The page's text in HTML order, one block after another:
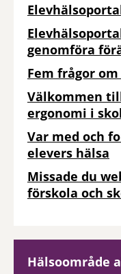
genomföra
Fem frågor
Välkommen
ergonomi i
Var med och
elevers hälsa
Missade du
förskola och
Hälsoområde